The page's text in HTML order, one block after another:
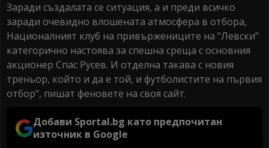
Заради създалата се ситуация, а и преди всичко
заради очевидно влошената атмосфера в отбора,
Националният клуб на привържениците на "Левски"
категорично настоява за спешна среща с основния
акционер Спас Русев. И отделна такава с новия
треньор, който и да е той, и футболистите на първия
отбор", пишат феновете на своя сайт.
Добави Sportal.bg като предпочитан
източник в Google